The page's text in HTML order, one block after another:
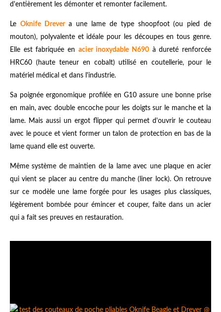
d'entièrement les démonter et remonter facilement.
Le Oknife Drevera une lame de type shoopfoot (ou pied de
mouton), polyvalente et idéale pour les découpes en tous genre.
Elle est fabriquée en acier inoxydable N690 à dureté renforcée
HRC60 (haute teneur en cobalt) utilisé en coutellerie, pour le
matériel médical et dans l'industrie.
Sa poignée ergonomique profilée en G10 assure une bonne prise
en main, avec double encoche pour les doigts sur le manche et la
lame. Mais aussi un ergot flipper qui permet d'ouvrir le couteau
avec le pouce et vient former un talon de protection en bas de la
lame quand elle est ouverte.
Même système de maintien de la lame avec une plaque en acier
qui vient se placer au centre du manche (liner lock). On retrouve
sur ce modèle une lame forgée pour les usages plus classiques,
légèrement bombée pour émincer et couper, faite dans un acier
qui a fait ses preuves en restauration.